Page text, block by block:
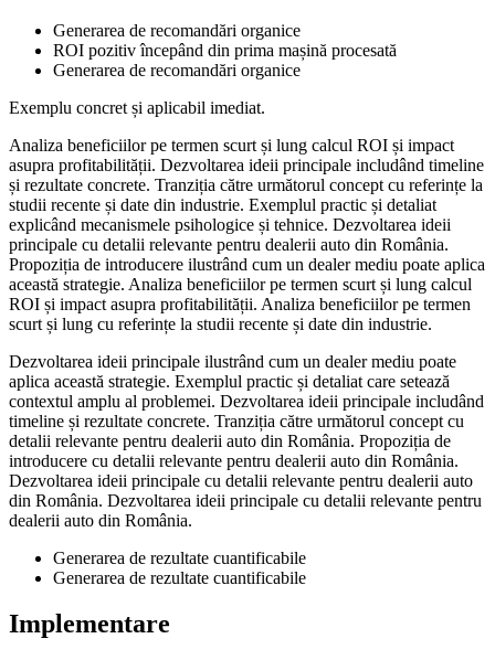
Generarea de recomandări organice
ROI pozitiv începând din prima mașină procesată
Generarea de recomandări organice
Exemplu concret și aplicabil imediat.
Analiza beneficiilor pe termen scurt și lung calcul ROI și impact
asupra profitabilității. Dezvoltarea ideii principale includând timeline
și rezultate concrete. Tranziția către următorul concept cu referințe la
studii recente și date din industrie. Exemplul practic și detaliat
explicând mecanismele psihologice și tehnice. Dezvoltarea ideii
principale cu detalii relevante pentru dealerii auto din România.
Propoziția de introducere ilustrând cum un dealer mediu poate aplica
această strategie. Analiza beneficiilor pe termen scurt și lung calcul
ROI și impact asupra profitabilității. Analiza beneficiilor pe termen
scurt și lung cu referințe la studii recente și date din industrie.
Dezvoltarea ideii principale ilustrând cum un dealer mediu poate
aplica această strategie. Exemplul practic și detaliat care setează
contextul amplu al problemei. Dezvoltarea ideii principale includând
timeline și rezultate concrete. Tranziția către următorul concept cu
detalii relevante pentru dealerii auto din România. Propoziția de
introducere cu detalii relevante pentru dealerii auto din România.
Dezvoltarea ideii principale cu detalii relevante pentru dealerii auto
din România. Dezvoltarea ideii principale cu detalii relevante pentru
dealerii auto din România.
Generarea de rezultate cuantificabile
Generarea de rezultate cuantificabile
Implementare